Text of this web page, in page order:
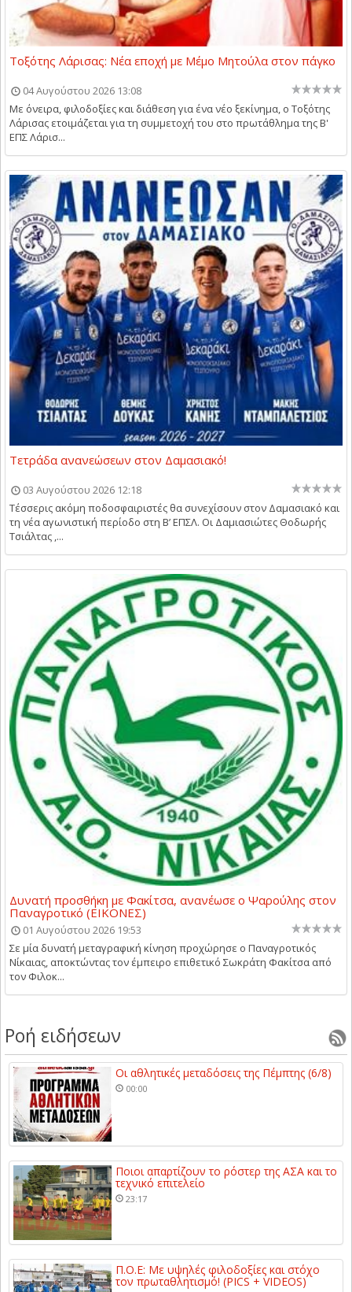
Τοξότης Λάρισας: Νέα εποχή με Μέμο Μητούλα στον πάγκο
04 Αυγούστου 2026 13:08
Με όνειρα, φιλοδοξίες και διάθεση για ένα νέο ξεκίνημα, ο Τοξότης
Λάρισας ετοιμάζεται για τη συμμετοχή του στο πρωτάθλημα της Β'
ΕΠΣ Λάρισ...
Τετράδα ανανεώσεων στον Δαμασιακό!
03 Αυγούστου 2026 12:18
Τέσσερις ακόμη ποδοσφαιριστές θα συνεχίσουν στον Δαμασιακό και
τη νέα αγωνιστική περίοδο στη Β’ ΕΠΣΛ. Οι Δαμιασιώτες Θοδωρής
Τσιάλτας ,...
Δυνατή προσθήκη με Φακίτσα, ανανέωσε ο Ψαρούλης στον
Παναγροτικό (ΕΙΚΟΝΕΣ)
01 Αυγούστου 2026 19:53
Σε μία δυνατή μεταγραφική κίνηση προχώρησε ο Παναγροτικός
Νίκαιας, αποκτώντας τον έμπειρο επιθετικό Σωκράτη Φακίτσα από
τον Φιλοκ...
Ροή ειδήσεων
Οι αθλητικές μεταδόσεις της Πέμπτης (6/8)
00:00
Ποιοι απαρτίζουν το ρόστερ της ΑΣΑ και το
τεχνικό επιτελείο
23:17
Π.Ο.Ε: Με υψηλές φιλοδοξίες και στόχο
τον πρωταθλητισμό! (PICS + VIDEOS)